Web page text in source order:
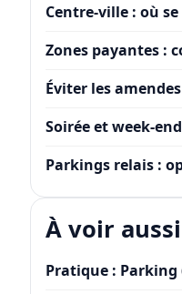
Centre-ville : où
Zones payantes :
Éviter les
Soirée et week-
Parkings relais :
À voir aussi
Pratique : Parking